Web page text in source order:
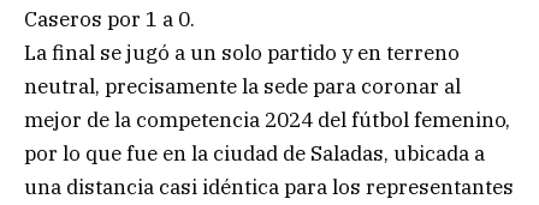
Caseros por 1 a 0.
La final se jugó a un solo partido y en terreno
neutral, precisamente la sede para coronar al
mejor de la competencia 2024 del fútbol femenino,
por lo que fue en la ciudad de Saladas, ubicada a
una distancia casi idéntica para los representantes